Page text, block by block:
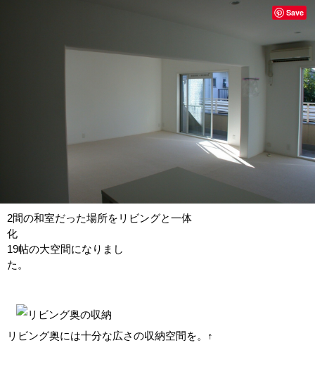
2間の和室だった場所をリビングと一体
19帖の大空間になりまし
リビング奥には十分な広さの収納空間を。↑
Save